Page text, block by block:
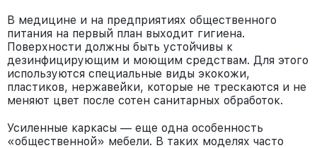
В медицине и на предприятиях общественного
питания на первый план выходит гигиена.
Поверхности должны быть устойчивы к
дезинфицирующим и моющим средствам. Для этого
используются специальные виды экокожи,
пластиков, нержавейки, которые не трескаются и не
меняют цвет после сотен санитарных обработок.
Усиленные каркасы — еще одна особенность
«общественной» мебели. В таких моделях часто